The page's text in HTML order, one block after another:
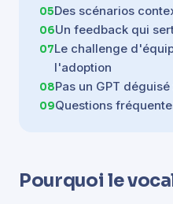
Des scénarios
Un feedback qui
Le challenge
l'adoption
Pas un GPT
Questions
Pourquoi le